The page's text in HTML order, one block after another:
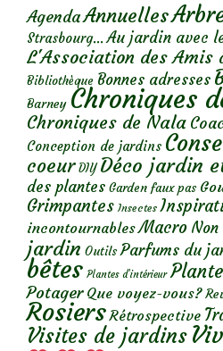
AgendaAnnuelles
Strasbourg... Au jardin avec
L'Association des Amis
Bibliothèque Bonnes adresses
Barney Chroniques
Chroniques de Nala
Conception de jardins
coeur DIY Déco jardin
des plantes Garden faux pas
Grimpantes Insectes
incontournables Macro Non
jardin Outils Parfums du
bêtes Plantes d’intérieur
Potager Que voyez-vous?
Rosiers Rétrospective
Visites de jardins